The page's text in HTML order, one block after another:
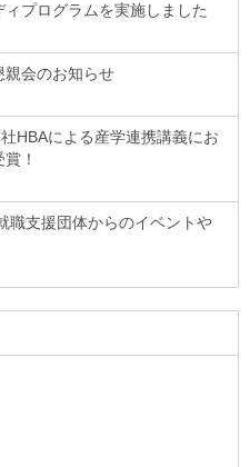
プログラムを実施しました
親会のお知らせ
HBAによる産学連携講義にお
！
職支援団体からのイベントや